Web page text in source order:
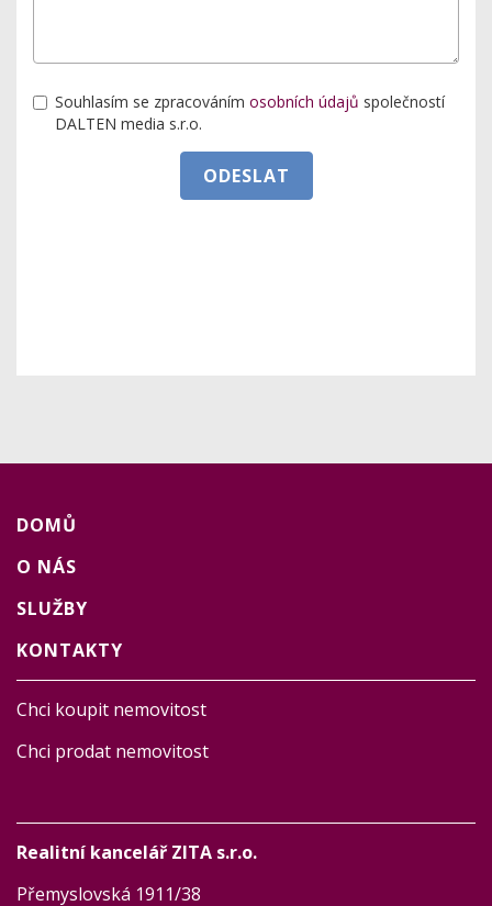
Souhlasím se zpracováním osobních údajů společností
DALTEN media s.r.o.
ODESLAT
DOMŮ
O NÁS
SLUŽBY
KONTAKTY
Chci koupit nemovitost
Chci prodat nemovitost
Realitní kancelář ZITA s.r.o.
Přemyslovská 1911/38